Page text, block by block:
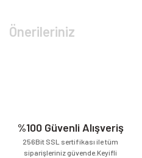
Önerileriniz
%100 Güvenli Alışveriş
256Bit SSL sertifikası ile tüm
siparişleriniz güvende.Keyifli